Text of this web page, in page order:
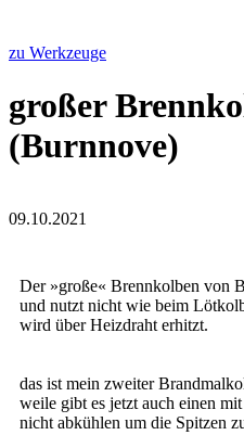
zu Werkzeuge
großer
(Burnnove)
09.10.2021
Der »gro­ße« Brenn­kol­ben von
und nutzt nicht wie beim
wird über Heiz­draht erhitzt.
das ist mein zwei­ter
wei­le gibt es jetzt auch einen
nicht abküh­len um die Spit­zen